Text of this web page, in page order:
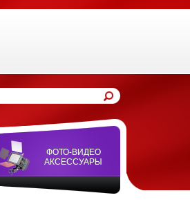
ФОТО-ВИДЕО
АКСЕССУАРЫ